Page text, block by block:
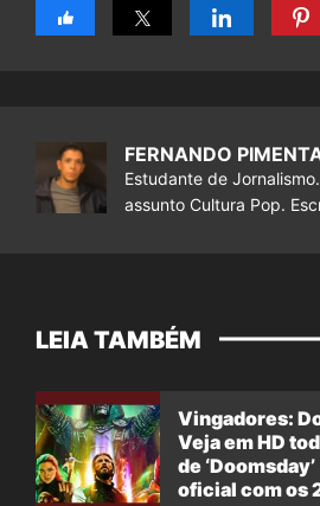
FERNANDO
Estudante de
assunto Cultura Pop.
LEIA TAMBÉM
Vingadores:
Veja em HD
de
oficial com os